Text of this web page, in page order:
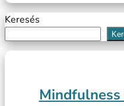
Keresés